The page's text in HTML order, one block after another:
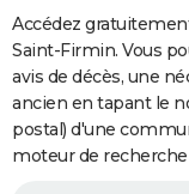
FINANCE
Retraite
Impôts
Epargne
Immobilier
Risques naturels par
Banque
Assurance
Crédit
Essais
Réserver un essai
Citadines
Berlines
SUV
Forum auto
+
HIGH-TECH
Mobiles
Meilleur smartphone
Internet
Ordinateurs
Jeux vidéo
Guide high-tech
+BRICOLAGE
Accédez
Saint-Firmin. Vous
avis de décès, une
ancien en tapant le
postal) d'une
moteur de recherche